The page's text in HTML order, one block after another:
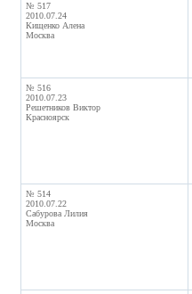
№ 517
2010.07.24
Кищенко Алена
Москва
№ 516
2010.07.23
Решетников Виктор
Красноярск
№ 514
2010.07.22
Сабурова Лилия
Москва